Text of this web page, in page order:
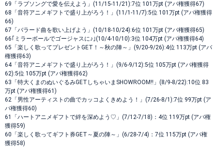
69「ラブソングで愛を伝えよう」(11/15-11/21):7位 101万pt (アバ権獲得67)
68「音符アニメギフトで盛り上がろう！」(11/1-11/7):5位 101万pt (アバ権獲得
66)
67「バラード曲を歌い上げよう」(10/18-10/24):6位 101万pt (アバ権獲得65)
66｢ミラーボールでゴージャスに♪｣(10/4-10/10):3位 104万pt (アバ権獲得64)
65「楽しく歌ってプレゼントGET！～秋の陣～」(9/20-9/26):4位 113万pt (アバ
権獲得63)
64「音符アニメギフトで盛り上がろう！」(9/6-9/12):5位 105万pt (アバ権獲得
62):5位 105万pt (アバ権獲得62)
63「特大くまのぬいぐるみGETしちゃいまSHOWROOM!!」(8/9-8/22):10位 83
万pt (アバ権獲得61)
62「男性アーティストの曲でカッコよくきめよう！」(7/26-8/1):7位 99万pt (ア
バ権獲得60)
61「ハートアニメギフトで絆を深めよう♡」(7/12-7/18)：4位 119万pt (アバ権
獲得59)
60「楽しく歌ってギフト券GET～夏の陣～」(6/28-7/4)：7位 115万pt (アバ権
獲得58)